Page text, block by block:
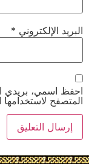
*
بريدي الإلكتروني،
المرة